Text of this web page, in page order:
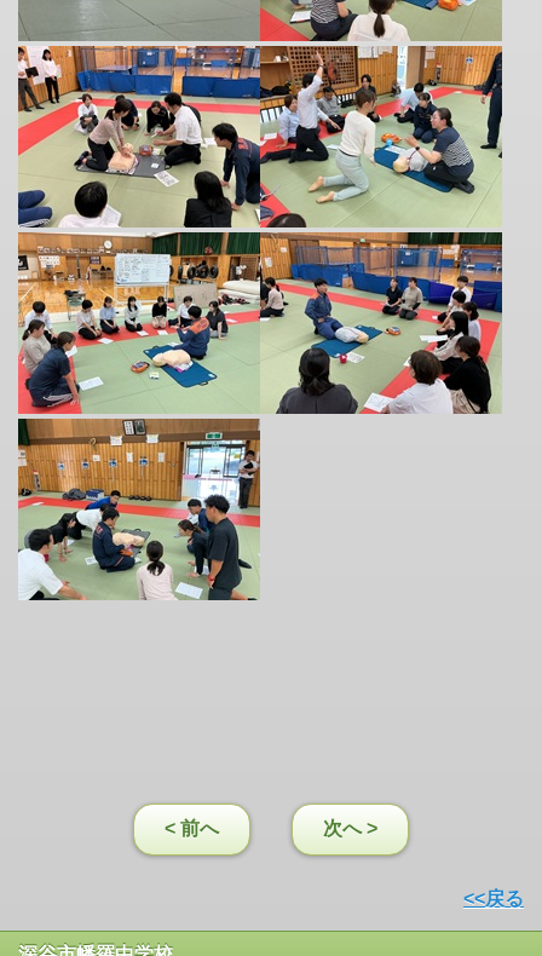
< 前へ 次へ >
<<戻る